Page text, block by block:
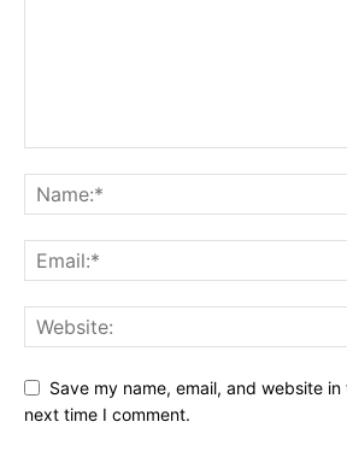
Save my name, email, and website
next time I comment.